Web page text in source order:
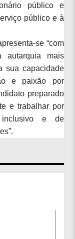
público e
público e à
presenta-se “com
autarquia mais
sua capacidade
e paixão por
preparado
e trabalhar por
inclusivo e de